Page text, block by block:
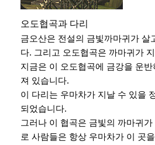
오도협곡과 다리
금오산은 전설의 금빛까마귀가 살
다. 그리고 오도협곡은 까마귀가
지금은 이 오도협곡에 금강을 운
져 있습니다.
이 다리는 우마차가 지날 수 있을
되었습니다.
그러나 이 협곡은 금빛의 까마귀
로 사람들은 항상 우마차가 이 곳